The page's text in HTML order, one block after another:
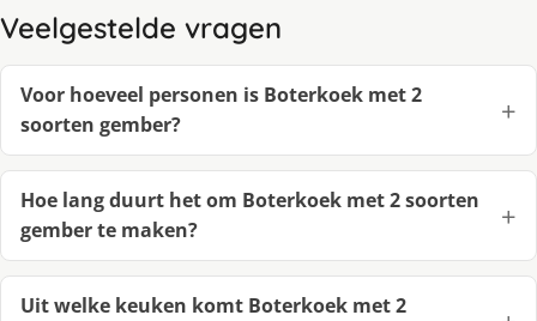
Veelgestelde vragen
Voor hoeveel personen is Boterkoek met 2
soorten gember?
Hoe lang duurt het om Boterkoek met 2 soorten
gember te maken?
Uit welke keuken komt Boterkoek met 2